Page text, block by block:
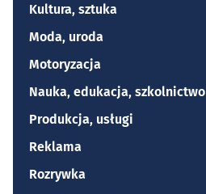
Kultura, sztuka
Moda, uroda
Motoryzacja
Nauka, edukacja, szkolnictwo
Produkcja, usługi
Reklama
Rozrywka